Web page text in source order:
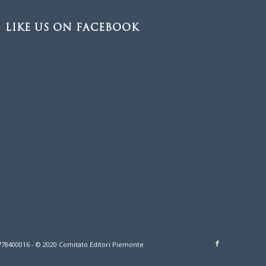
LIKE US ON FACEBOOK
- © 2020 Comitato Editori Piemonte